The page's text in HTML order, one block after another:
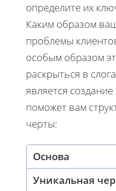
определите их
Каким образом
проблемы
особым образом
раскрыться в
является
поможет вам
черты:
Основа
Уникальная